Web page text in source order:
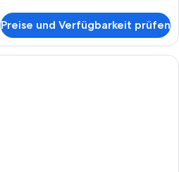
Preise und Verfügbarkeit prüfen
Ein Zimmer mit zwei Betten, einem